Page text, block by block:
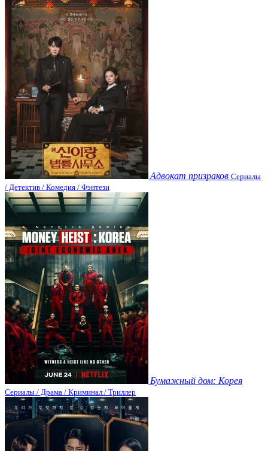
Адвокат призраков Сериалы
/ Детектив / Комедия / Фэнтези
Бумажный дом: Корея
Сериалы / Драма / Криминал / Триллер